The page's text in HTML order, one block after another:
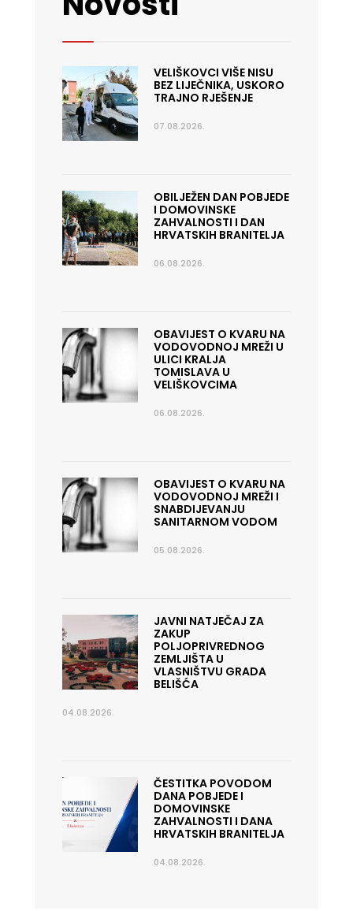
VELIŠKOVCI VIŠE NISU
BEZ LIJEČNIKA, USKORO
TRAJNO RJEŠENJE
07.08.2026.
OBILJEŽEN DAN POBJEDE
I DOMOVINSKE
ZAHVALNOSTI I DAN
HRVATSKIH BRANITELJA
06.08.2026.
OBAVIJEST O KVARU NA
VODOVODNOJ MREŽI U
ULICI KRALJA
TOMISLAVA U
VELIŠKOVCIMA
06.08.2026.
OBAVIJEST O KVARU NA
VODOVODNOJ MREŽI I
SNABDIJEVANJU
SANITARNOM VODOM
05.08.2026.
JAVNI NATJEČAJ ZA
ZAKUP
POLJOPRIVREDNOG
ZEMLJIŠTA U
VLASNIŠTVU GRADA
BELIŠĆA
04.08.2026.
ČESTITKA POVODOM
DANA POBJEDE I
DOMOVINSKE
ZAHVALNOSTI I DANA
HRVATSKIH BRANITELJA
04.08.2026.